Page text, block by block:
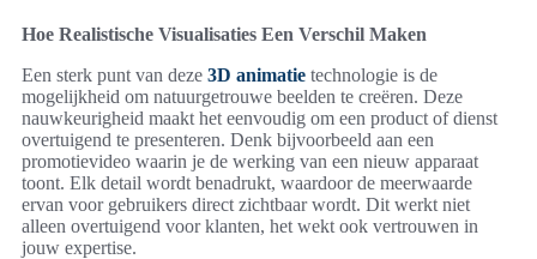
Hoe Realistische Visualisaties Een Verschil Maken
Een sterk punt van deze 3D animatie technologie is de
mogelijkheid om natuurgetrouwe beelden te creëren. Deze
nauwkeurigheid maakt het eenvoudig om een product of dienst
overtuigend te presenteren. Denk bijvoorbeeld aan een
promotievideo waarin je de werking van een nieuw apparaat
toont. Elk detail wordt benadrukt, waardoor de meerwaarde
ervan voor gebruikers direct zichtbaar wordt. Dit werkt niet
alleen overtuigend voor klanten, het wekt ook vertrouwen in
jouw expertise.